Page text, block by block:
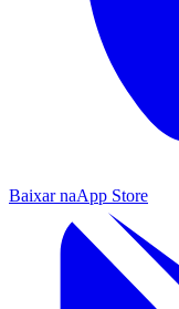
Baixar naApp Store